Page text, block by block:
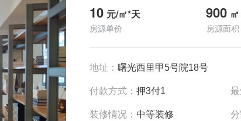
10 元/㎡*天
房源单价
900 ㎡
房源面积
地址： 曙光西里甲5号院18号
付款方式： 押3付1 最
装修情况： 中等装修